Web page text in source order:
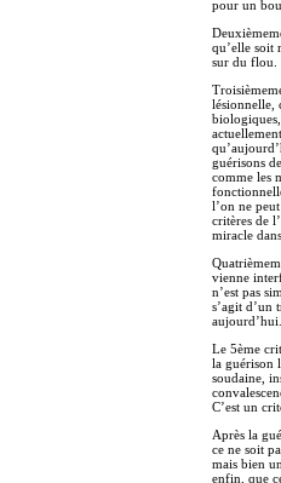
pour un
qu’elle soit
sur du flou.
lésionnelle,
guérisons
comme les
l’on ne
critères de
miracle
vienne
n’est pas
s’agit d’un
aujourd’hui.
Le 5ème
la guérison
soudaine,
C’est un
Après la
ce ne soit
mais bien
enfin, que